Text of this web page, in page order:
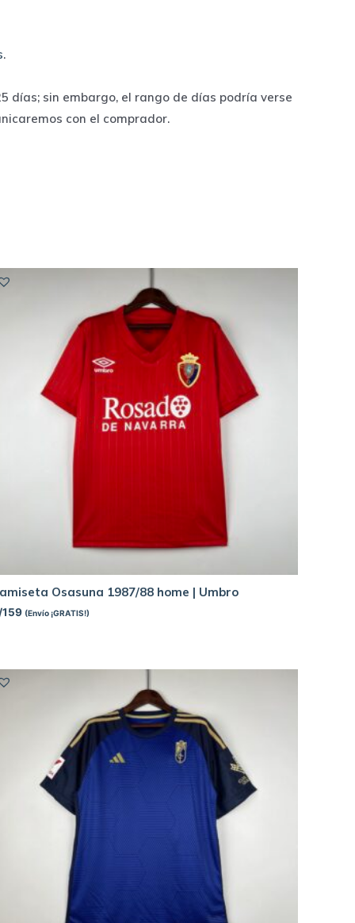
.
días; sin embargo, el rango de días podría verse
con el comprador.
Osasuna 1987/88 home | Umbro
159 (Envío ¡GRATIS!)